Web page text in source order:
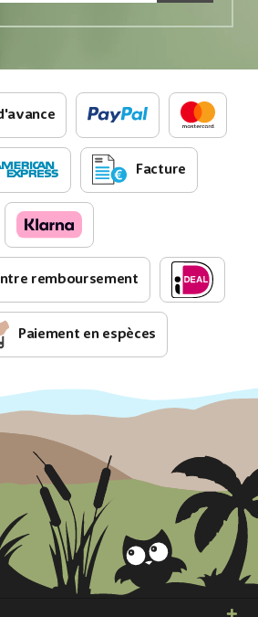
Facture
remboursement
Paiement en espèces